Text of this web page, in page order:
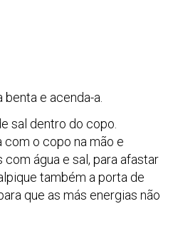
e acenda-a.
sal dentro do copo.
com o copo na mão e
água e sal, para afastar
também a porta de
que as más energias não